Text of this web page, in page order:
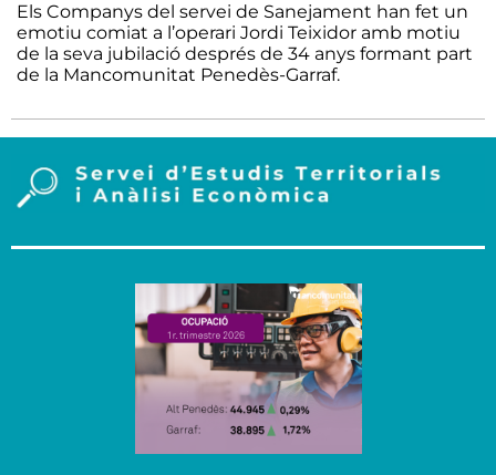
Els Companys del servei de Sanejament han fet un
emotiu comiat a l’operari Jordi Teixidor amb motiu
de la seva jubilació després de 34 anys formant part
de la Mancomunitat Penedès-Garraf.